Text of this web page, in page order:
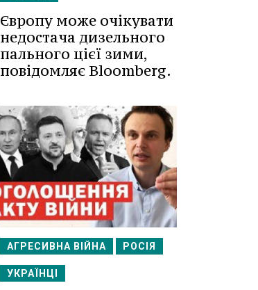
Європу може очікувати
недостача дизельного
пального цієї зими,
повідомляє Bloomberg.
АГРЕСИВНА ВІЙНА РОСІЯ
УКРАЇНЦІ